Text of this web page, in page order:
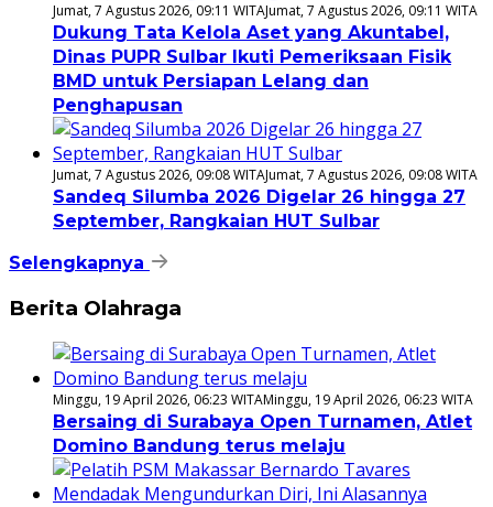
Jumat, 7 Agustus 2026, 09:11 WITAJumat, 7 Agustus 2026, 09:11 WITA
Dukung Tata Kelola Aset yang Akuntabel,
Dinas PUPR Sulbar Ikuti Pemeriksaan Fisik
BMD untuk Persiapan Lelang dan
Penghapusan
Jumat, 7 Agustus 2026, 09:08 WITAJumat, 7 Agustus 2026, 09:08 WITA
Sandeq Silumba 2026 Digelar 26 hingga 27
September, Rangkaian HUT Sulbar
Selengkapnya
Berita Olahraga
Minggu, 19 April 2026, 06:23 WITAMinggu, 19 April 2026, 06:23 WITA
Bersaing di Surabaya Open Turnamen, Atlet
Domino Bandung terus melaju